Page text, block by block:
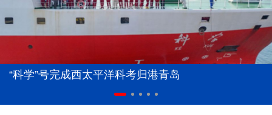
“科学”号完成西太平洋科考归港青岛